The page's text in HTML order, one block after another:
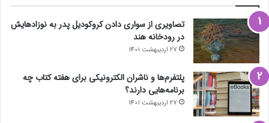
تصاویری از سواری دادن کروکودیل پدر به نوزادهایش
در رودخانه هند
27 اردیبهشت 1401
پلتفرم‌ها و ناشران الکترونیکی برای هفته کتاب چه
برنامه‌هایی دارند؟
27 اردیبهشت 1401